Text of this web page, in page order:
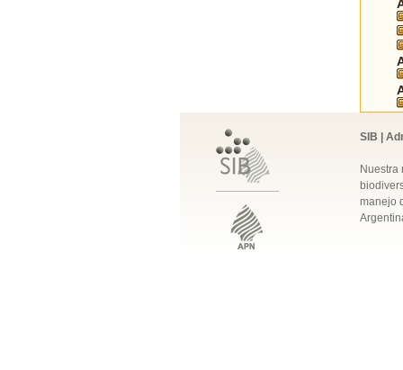
SIB |
Nuestra
manejo